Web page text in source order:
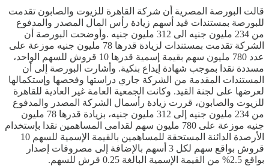
قالت البورصة المصرية أن شركة القاهرة للزيوت والصابون تقدمت
للبورصة بمستندات قيد أسهم زيادة رأس المال المصدر والمدفوع
من 234 مليون جنيه الى 312 مليون جنيه .وأوضحت البورصة أن
الشركة تقدمت بمستندات لزيادة قدرها 78 مليون جنيه موزعة على
عدد 780 مليون سهم بقيمة إسمية قدرها 10 قروش للسهم الواحد،
مسددة نقدا بموجب شهادة إيداع بنكية. وأشارت البورصة إلى أن
المستندات المقدمة من الشركة جاري دراستها وفحصها وإستكمالها
لعرضها على لجنة القيد. وكانت الجمعية العامة غير العادية للقاهرة
للزيوت والصابون، قررت زيادة رأسمال الشركة المصدر والمدفوع
من 234 مليون جنيه إلى 312 مليون جنيه، بزيادة قدرها 78 مليون
جنيه موزعة على 780 مليون سهم لقدامى المساهمين نقدا بإستخدام
الأرصدة الدائنة المستحقة للمساهمين بالقيمة الإسمية للسهم 10
قروش بواقع سهم لكل 3 أسهم بالإضافة إلى مصروفات إصدار
بواقع 2.5% من القيمة الإسمية البالغة 0.25 قرش للسهم.